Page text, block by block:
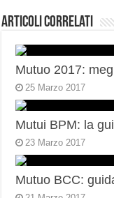
Articoli correlati
Mutuo 2017:
25 Marzo 2017
Mutui BPM: la
23 Marzo 2017
Mutuo BCC: